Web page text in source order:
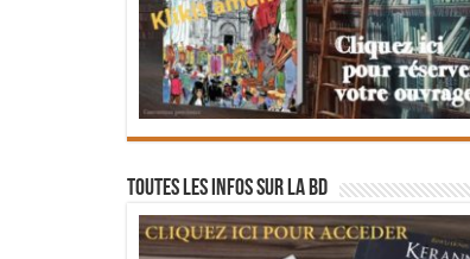
Toutes les infos sur la BD